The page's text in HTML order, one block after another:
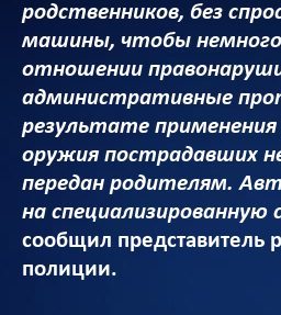
родственников, без
машины, чтобы
отношении
административные
результате
оружия пострадавших
передан родителям.
на специализированную
сообщил представитель
полиции.